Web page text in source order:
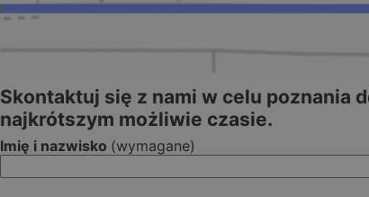
Skontaktuj się z nami w celu poznania
najkrótszym możliwie czasie.
Imię i nazwisko (wymagane)